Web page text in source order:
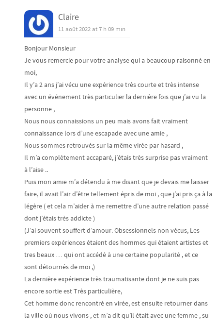
Claire
11 août 2022 at 7 h 09 min
Bonjour Monsieur
Je vous remercie pour votre analyse qui a beaucoup raisonné en
moi,
Il y’a 2 ans j’ai vécu une expérience très courte et très intense
avec un événement très particulier la dernière fois que j’ai vu la
personne ,
Nous nous connaissions un peu mais avons fait vraiment
connaissance lors d’une escapade avec une amie ,
Nous sommes retrouvés sur la même virée par hasard ,
Il m’a complètement accaparé, j’étais très surprise pas vraiment
à l’aise ..
Puis mon amie m’a détendu à me disant que je devais me laisser
faire, il avait l’air d’être tellement épris de moi , que j’ai pris ça à la
légère ( et cela m’aider à me remettre d’une autre relation passé
dont j’étais très addicte )
(J’ai souvent souffert d’amour. Obsessionnels non vécus, Les
premiers expériences étaient des hommes qui étaient artistes et
tres beaux … qui ont accédé à une certaine popularité , et ce
sont détournés de moi ,)
La dernière expérience très traumatisante dont je ne suis pas
encore sortie est Très particulière,
Cet homme donc rencontré en virée, est ensuite retourner dans
la ville où nous vivons , et m’a dit qu’il était avec une femme , su